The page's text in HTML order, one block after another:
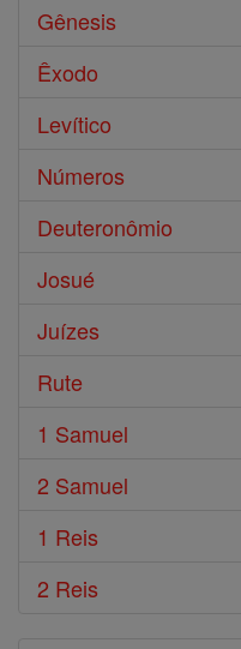
Gênesis
Êxodo
Levítico
Números
Deuteronômio
Josué
Juízes
Rute
1 Samuel
2 Samuel
1 Reis
2 Reis